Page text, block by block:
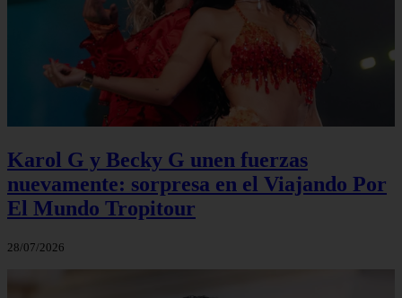
Karol G y Becky G unen fuerzas
nuevamente: sorpresa en el Viajando Por
El Mundo Tropitour
28/07/2026